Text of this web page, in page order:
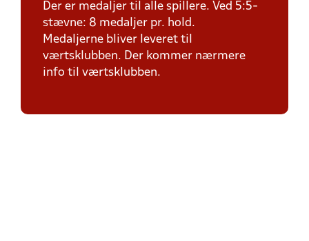
Der er medaljer til alle spillere. Ved 5:5-
stævne: 8 medaljer pr. hold.
Medaljerne bliver leveret til
værtsklubben. Der kommer nærmere
info til værtsklubben.